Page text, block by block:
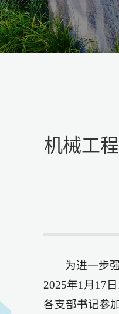
机械工
为进一步
2025年1月17
各支部书记参